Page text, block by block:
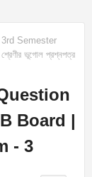
Semester
ভূগোল প্রশ্নপত্র
Board |
- 3